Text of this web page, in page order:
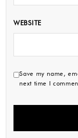
WEBSITE
Save my name,
next time I